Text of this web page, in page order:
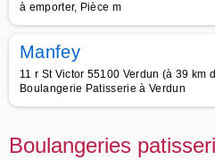
à emporter, Pièce m
Manfey
11 r St Victor 55100 Verdun (à 39 km
Boulangerie Patisserie à Verdun
Boulangeries